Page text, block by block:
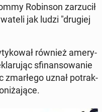
Ro­bin­son za­rzu­cił
jak ludzi "drugiej
również ame­ry­
sfi­nan­so­wa­nie
zmar­łe­go uznał po­trak­